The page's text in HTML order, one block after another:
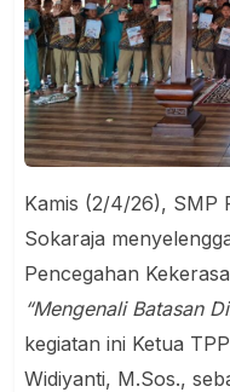
Kamis (2/4/26), SMP
Sokaraja
Pencegahan
“Mengenali Batasan
kegiatan ini Ketua
Widiyanti, M.Sos.,